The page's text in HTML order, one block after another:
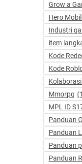
Grow a
Hero
Industri
item
Kode
Kode
Mmorpg
MPL ID
Panduan
Panduan
Panduan
Panduan